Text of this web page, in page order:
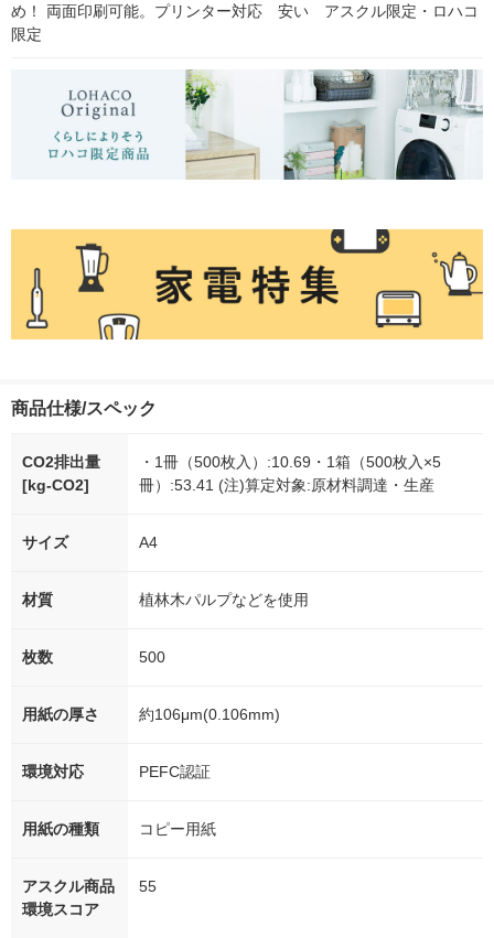
め！ 両面印刷可能。プリンター対応　安い　アスクル限定・ロハコ
限定
商品仕様/スペック
CO2排出量
[kg-CO2]
・1冊（500枚入）:10.69・1箱（500枚入×5
冊）:53.41 (注)算定対象:原材料調達・生産
サイズ A4
材質 植林木パルプなどを使用
枚数 500
用紙の厚さ 約106μm(0.106mm)
環境対応 PEFC認証
用紙の種類 コピー用紙
アスクル商品
環境スコア
55